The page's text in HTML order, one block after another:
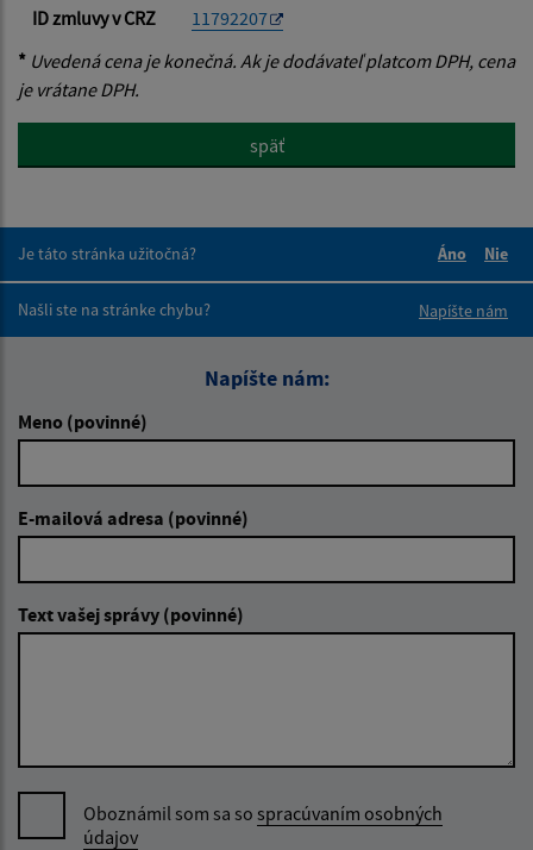
ID zmluvy v CRZ
11792207
* Uvedená cena je konečná. Ak je dodávateľ platcom DPH, cena
je vrátane DPH.
späť
Je táto stránka užitočná?
Áno
Nie
Našli ste na stránke chybu?
Napíšte nám
Napíšte nám:
Meno (povinné)
E-mailová adresa (povinné)
Text vašej správy (povinné)
Oboznámil som sa so spracúvaním osobných
údajov